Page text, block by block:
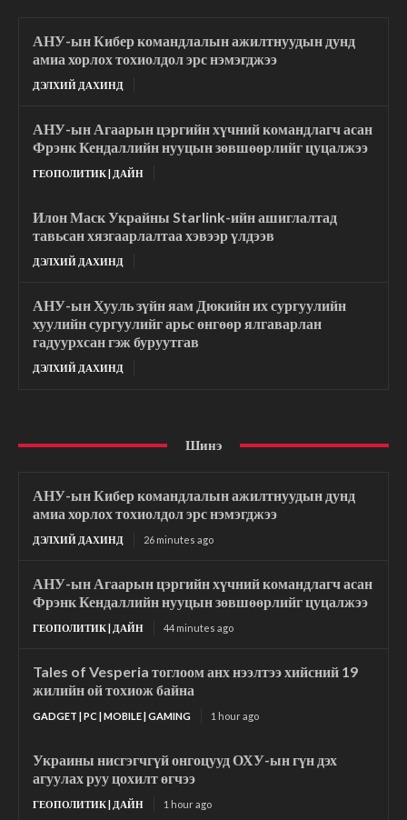
АНУ-ын Кибер командлалын ажилтнуудын дунд
амиа хорлох тохиолдол эрс нэмэгджээ
ДЭЛХИЙ ДАХИНД
АНУ-ын Агаарын цэргийн хүчний командлагч асан
Фрэнк Кендаллийн нууцын зөвшөөрлийг цуцалжээ
ГЕОПОЛИТИК | ДАЙН
Илон Маск Украйны Starlink-ийн ашиглалтад
тавьсан хязгаарлалтаа хэвээр үлдээв
ДЭЛХИЙ ДАХИНД
АНУ-ын Хууль зүйн яам Дюкийн их сургуулийн
хуулийн сургуулийг арьс өнгөөр ялгаварлан
гадуурхсан гэж буруутгав
ДЭЛХИЙ ДАХИНД
Шинэ
АНУ-ын Кибер командлалын ажилтнуудын дунд
амиа хорлох тохиолдол эрс нэмэгджээ
ДЭЛХИЙ ДАХИНД 26 minutes ago
АНУ-ын Агаарын цэргийн хүчний командлагч асан
Фрэнк Кендаллийн нууцын зөвшөөрлийг цуцалжээ
ГЕОПОЛИТИК | ДАЙН 44 minutes ago
Tales of Vesperia тоглоом анх нээлтээ хийсний 19
жилийн ой тохиож байна
GADGET | PC | MOBILE | GAMING 1 hour ago
Украины нисгэгчгүй онгоцууд ОХУ-ын гүн дэх
агуулах руу цохилт өгчээ
ГЕОПОЛИТИК | ДАЙН 1 hour ago